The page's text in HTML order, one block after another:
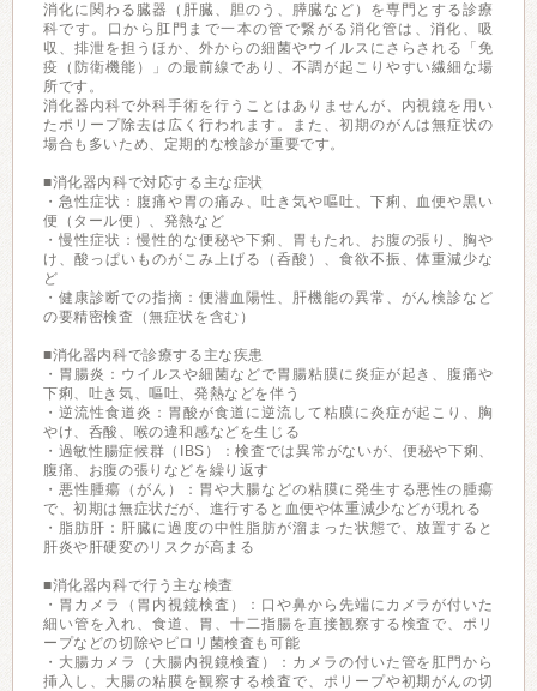
消化に関わる臓器（肝臓、胆のう、膵臓など）を専門とする診療
科です。口から肛門まで一本の管で繋がる消化管は、消化、吸
収、排泄を担うほか、外からの細菌やウイルスにさらされる「免
疫（防衛機能）」の最前線であり、不調が起こりやすい繊細な場
所です。
消化器内科で外科手術を行うことはありませんが、内視鏡を用い
たポリープ除去は広く行われます。また、初期のがんは無症状の
場合も多いため、定期的な検診が重要です。
■消化器内科で対応する主な症状
・急性症状：腹痛や胃の痛み、吐き気や嘔吐、下痢、血便や黒い
便（タール便）、発熱など
・慢性症状：慢性的な便秘や下痢、胃もたれ、お腹の張り、胸や
け、酸っぱいものがこみ上げる（呑酸）、食欲不振、体重減少な
ど
・健康診断での指摘：便潜血陽性、肝機能の異常、がん検診など
の要精密検査（無症状を含む）
■消化器内科で診療する主な疾患
・胃腸炎：ウイルスや細菌などで胃腸粘膜に炎症が起き、腹痛や
下痢、吐き気、嘔吐、発熱などを伴う
・逆流性食道炎：胃酸が食道に逆流して粘膜に炎症が起こり、胸
やけ、呑酸、喉の違和感などを生じる
・過敏性腸症候群（IBS）：検査では異常がないが、便秘や下痢、
腹痛、お腹の張りなどを繰り返す
・悪性腫瘍（がん）：胃や大腸などの粘膜に発生する悪性の腫瘍
で、初期は無症状だが、進行すると血便や体重減少などが現れる
・脂肪肝：肝臓に過度の中性脂肪が溜まった状態で、放置すると
肝炎や肝硬変のリスクが高まる
■消化器内科で行う主な検査
・胃カメラ（胃内視鏡検査）：口や鼻から先端にカメラが付いた
細い管を入れ、食道、胃、十二指腸を直接観察する検査で、ポリ
ープなどの切除やピロリ菌検査も可能
・大腸カメラ（大腸内視鏡検査）：カメラの付いた管を肛門から
挿入し、大腸の粘膜を観察する検査で、ポリープや初期がんの切